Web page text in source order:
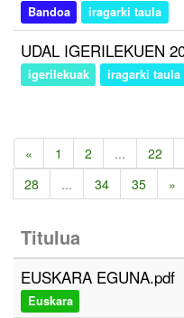
Bandoa iragarki taula
UDAL IGERILEKUEN
igerilekuak iragarki taula
« 1 2 ... 22
28
... 34 35 »
Titulua
EUSKARA EGUNA.pdf
Euskara